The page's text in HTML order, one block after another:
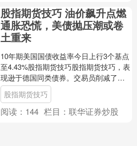
股指期货技巧 油价飙升点燃
通胀恐慌，美债抛压潮或卷
土重来
10年期美国国债收益率今日上行3个基点
至4.43%股指期货技巧股指期货技巧，表
现逊于德国同类债券。交易员削减了对
美联储降息的押注，预计年底前降息幅
度为46个基点....
股指期货技巧
阅读： 144 栏目：联华证券炒股